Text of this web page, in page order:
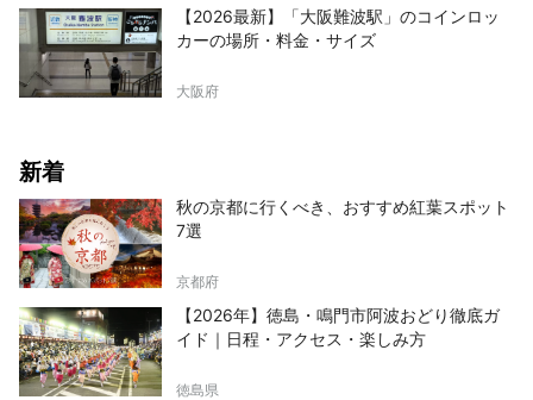
【2026最新】「大阪難波駅」のコインロッ
カーの場所・料金・サイズ
大阪府
新着
秋の京都に行くべき、おすすめ紅葉スポット
7選
京都府
【2026年】徳島・鳴門市阿波おどり徹底ガ
イド｜日程・アクセス・楽しみ方
徳島県